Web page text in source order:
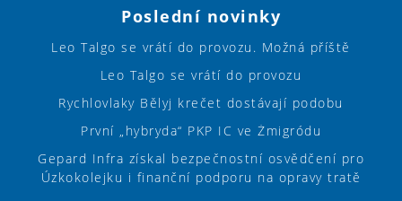
Poslední novinky
Leo Talgo se vrátí do provozu. Možná příště
Leo Talgo se vrátí do provozu
Rychlovlaky Bělyj krečet dostávají podobu
První „hybryda“ PKP IC ve Żmigródu
Gepard Infra získal bezpečnostní osvědčení pro
Úzkokolejku i finanční podporu na opravy tratě